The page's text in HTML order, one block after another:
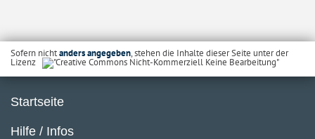
Sofern nichtanders angegeben, stehen die Inhalte dieser Seite unter der
Lizenz
Startseite
Hilfe / Infos